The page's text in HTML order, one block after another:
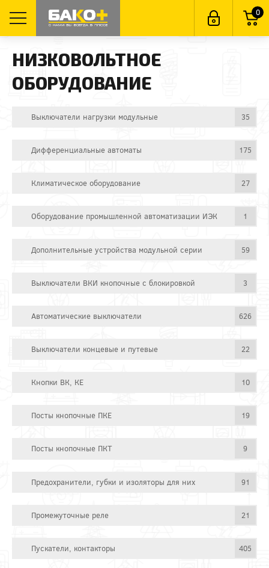
0
НИЗКОВОЛЬТНОЕ
ОБОРУДОВАНИЕ
Выключатели нагрузки модульные 35
Дифференциальные автоматы 175
Климатическое оборудование 27
Оборудование промышленной автоматизации ИЭК 1
Дополнительные устройства модульной серии 59
Выключатели ВКИ кнопочные с блокировкой 3
Автоматические выключатели 626
Выключатели концевые и путевые 22
Кнопки ВК, КЕ 10
Посты кнопочные ПКЕ 19
Посты кнопочные ПКТ 9
Предохранители, губки и изоляторы для них 91
Промежуточные реле 21
Пускатели, контакторы 405